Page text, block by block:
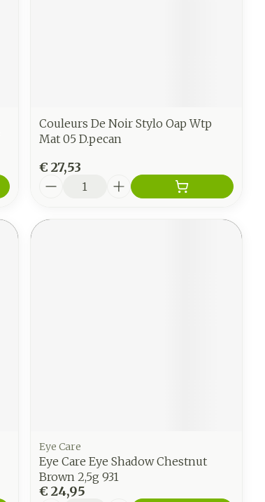
Couleurs De Noir Stylo Oap Wtp
Mat 05 D.pecan
€ 27,53
Eye Care
Eye Care Eye Shadow Chestnut
Brown 2,5g 931
€ 24,95